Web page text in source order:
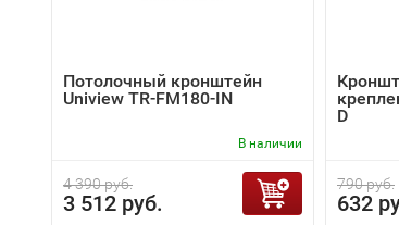
Потолочный кронштейн
Uniview TR-FM180-IN
В наличии
4 390 руб.
3 512 руб.
D
790 руб.
632